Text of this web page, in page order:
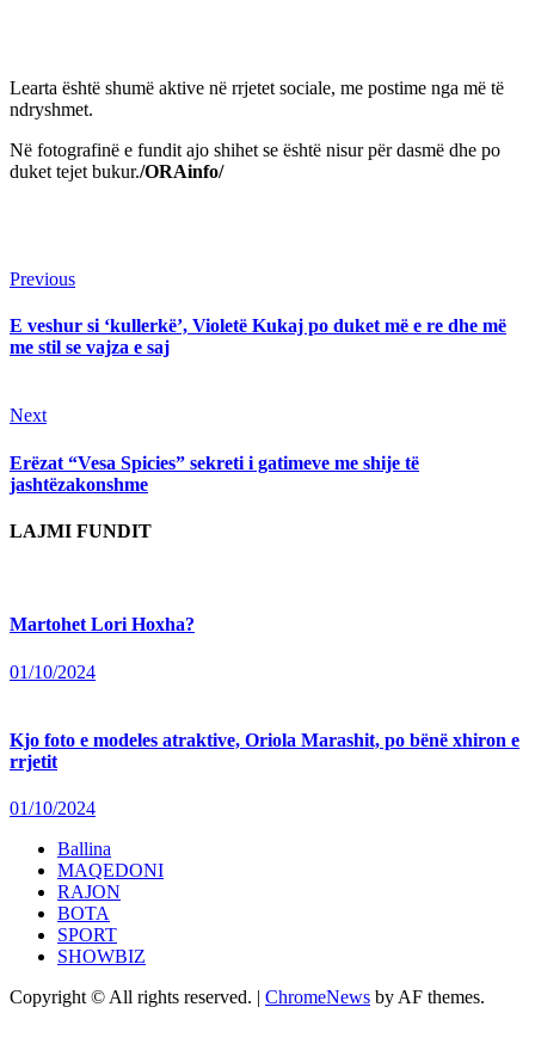
Learta është shumë aktive në rrjetet sociale, me postime nga më të
ndryshmet.
Në fotografinë e fundit ajo shihet se është nisur për dasmë dhe po
duket tejet bukur./ORAinfo/
Continue
Reading
PreviousPrevious
E veshur si ‘kullerkë’, Violetë Kukaj po duket më e re dhe më
me stil se vajza e saj
NextNext
Erëzat “Vesa Spicies” sekreti i gatimeve me shije të
jashtëzakonshme
LAJMI FUNDIT
Martohet Lori Hoxha?
01/10/2024
Kjo foto e modeles atraktive, Oriola Marashit, po bënë xhiron e
rrjetit
01/10/2024
Ballina
MAQEDONI
RAJON
BOTA
SPORT
SHOWBIZ
Copyright © All rights reserved. | ChromeNews by AF themes.